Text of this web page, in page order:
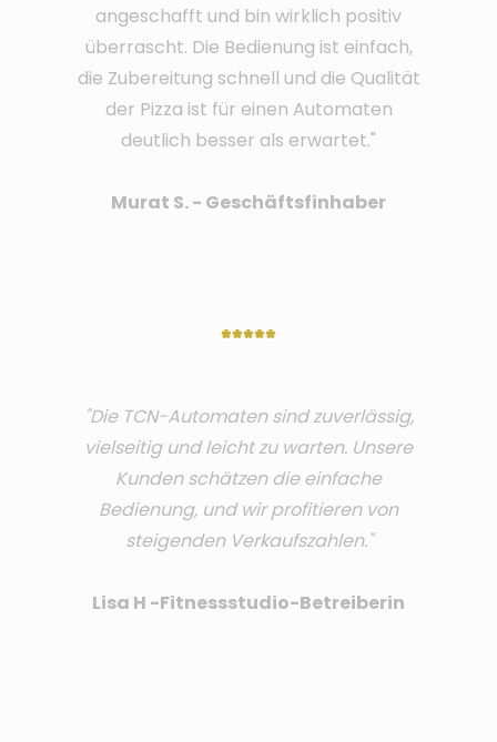
angeschafft und bin wirklich positiv
überrascht. Die Bedienung ist einfach,
die Zubereitung schnell und die Qualität
der Pizza ist für einen Automaten
deutlich besser als erwartet."
Murat S. - Geschäftsfinhaber
*****
"Die TCN-Automaten sind zuverlässig,
vielseitig und leicht zu warten. Unsere
Kunden schätzen die einfache
Bedienung, und wir profitieren von
steigenden Verkaufszahlen."
Lisa H -Fitnessstudio-Betreiberin